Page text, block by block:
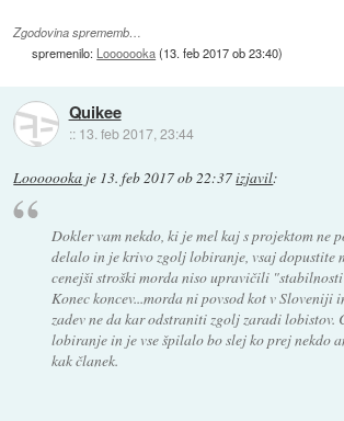
Zgodovina sprememb…
spremenilo: Looooooka(13. feb 2017 ob 23:40)
Quikee
:: 13. feb 2017, 23:44
Looooooka je 13. feb 2017 ob 22:37izjavil:
Dokler vam nekdo, ki je mel kaj s projektom ne
delalo in je krivo zgolj lobiranje, vsaj dopustite
cenejši stroški morda niso upravičili
Konec koncev...morda ni povsod kot v Sloveniji
zadev ne da kar odstraniti zgolj zaradi lobistov.
lobiranje in je vse špilalo bo slej ko prej nekdo
kak članek.